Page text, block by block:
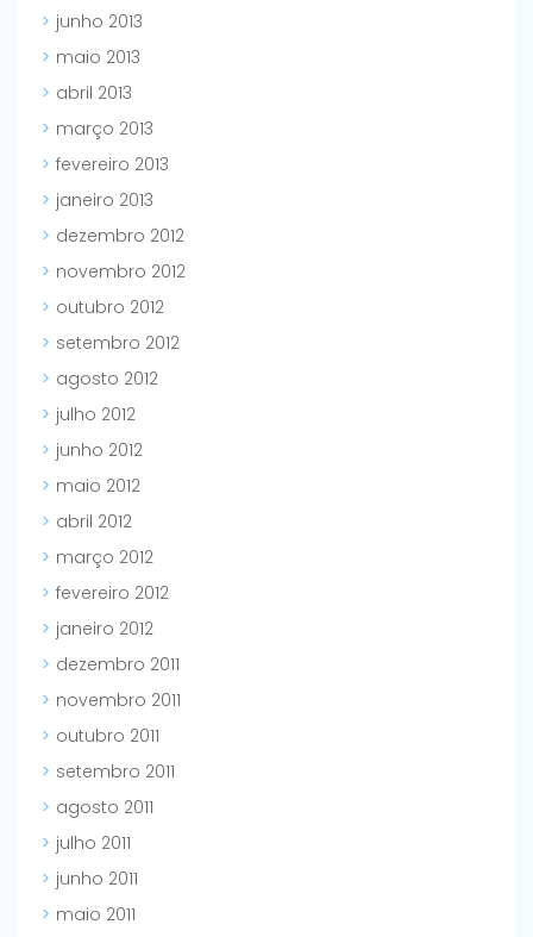
junho 2013
maio 2013
abril 2013
março 2013
fevereiro 2013
janeiro 2013
dezembro 2012
novembro 2012
outubro 2012
setembro 2012
agosto 2012
julho 2012
junho 2012
maio 2012
abril 2012
março 2012
fevereiro 2012
janeiro 2012
dezembro 2011
novembro 2011
outubro 2011
setembro 2011
agosto 2011
julho 2011
junho 2011
maio 2011